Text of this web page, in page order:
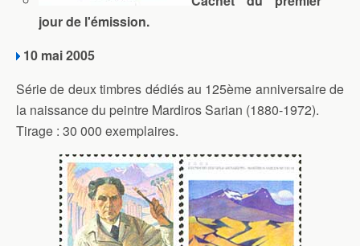
jour de l'émission.
10 mai 2005
Série de deux timbres dédiés au 125ème anniversaire de
la naissance du peintre Mardiros Sarian (1880-1972).
Tirage : 30 000 exemplaires.